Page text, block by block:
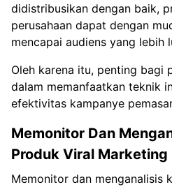
didistribusikan dengan baik,
perusahaan dapat dengan
mencapai audiens yang lebih
Oleh karena itu, penting bagi
dalam memanfaatkan teknik
efektivitas kampanye
Memonitor Dan
Produk Viral Marketing
Memonitor dan menganalisis